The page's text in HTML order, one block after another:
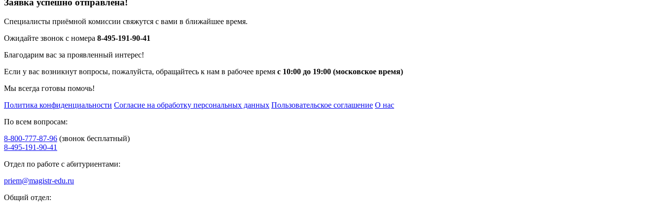
Заявка успешно отправлена!
Специалисты приёмной комиссии свяжутся с вами в ближайшее время.
Ожидайте звонок с номера 8-495-191-90-41
Благодарим вас за проявленный интерес!
Если у вас возникнут вопросы, пожалуйста, обращайтесь к нам в рабочее время с 10:00 до 19:00 (московское время)
Мы всегда готовы помочь!
Политика конфиденциальности Согласие на обработку персональных данных Пользовательское соглашение О нас
По всем вопросам:
8-800-777-87-96 (звонок бесплатный)
8-495-191-90-41
Отдел по работе с абитуриентами:
priem@magistr-edu.ru
Общий отдел: